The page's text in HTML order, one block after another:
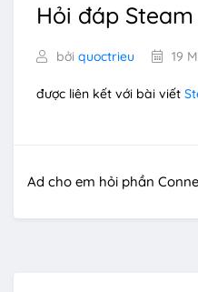
Hỏi đáp
bởi quoctrieu 19
được liên kết với bài viết
Ad cho em hỏi phần